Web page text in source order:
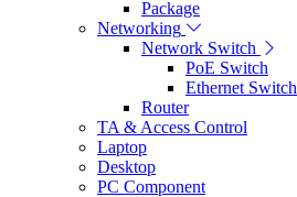
Package
Networking
Network Switch
PoE Switch
Ethernet Switch
Router
TA & Access Control
Laptop
Desktop
PC Component